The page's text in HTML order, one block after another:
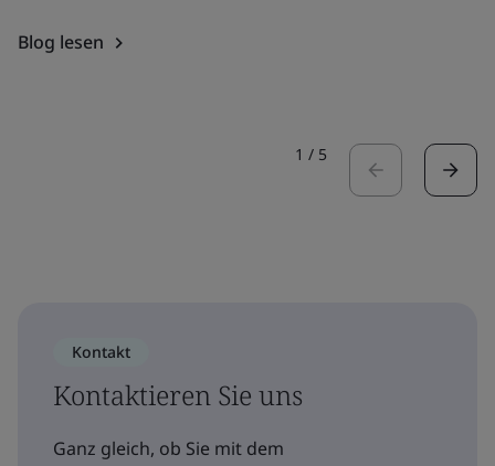
Blog lesen
1 / 5
Kontakt
Kontaktieren Sie uns
Ganz gleich, ob Sie mit dem